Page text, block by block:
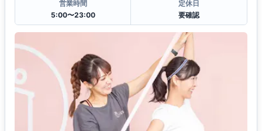
営業時間
5:00〜23:00
定休日
要確認